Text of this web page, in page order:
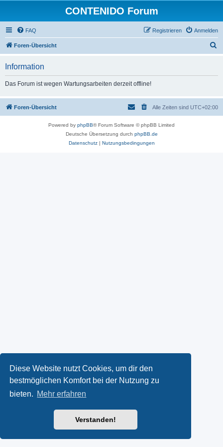
Diese Website nutzt Cookies, um dir den
bestmöglichen Komfort bei der Nutzung zu
bieten. Mehr erfahren
Verstanden!
CONTENIDO Forum
FAQ Anmelden
Registrieren
Foren-Übersicht
Information
Das Forum ist wegen Wartungsarbeiten derzeit offline!
Foren-Übersicht Alle Zeiten sind UTC+02:00
Powered by phpBB® Forum Software © phpBB Limited
Deutsche Übersetzung durch phpBB.de
Datenschutz| Nutzungsbedingungen